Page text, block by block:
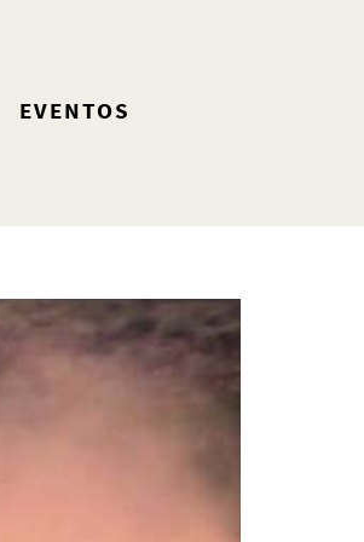
EVENTOS